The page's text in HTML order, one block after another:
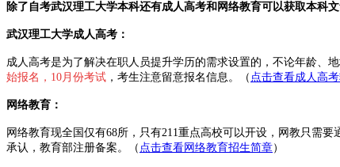
除了 自考武汉理工大学本科还有成人高考和网络教育可以获取本科
武汉理工大学成人高考：
成人高考是为了解决在职人员提升学历的需求设置的，不论年龄、
始报名，10月份考试 ，考生注意留意报名信息。（ 点击查看成人高
网络教育：
网络教育现全国仅有68所，只有211重点高校可以开设，网教只需
承认， 教育部注册备案。（ 点击查看网络教育招生简章）